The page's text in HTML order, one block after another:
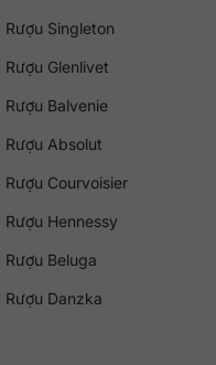
Rượu Singleton
Rượu Glenlivet
Rượu Balvenie
Rượu Absolut
Rượu Courvoisier
Rượu Hennessy
Rượu Beluga
Rượu Danzka